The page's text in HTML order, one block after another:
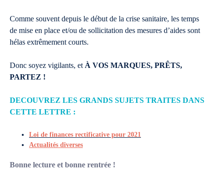
Comme souvent depuis le début de la crise sanitaire, les temps
de mise en place et/ou de sollicitation des mesures d’aides sont
hélas extrêmement courts.
Donc soyez vigilants, et À VOS MARQUES, PRÊTS,
PARTEZ !
DECOUVREZ LES GRANDS SUJETS TRAITES DANS
CETTE LETTRE :
Loi de finances rectificative pour 2021​
Actualités diverses
Bonne lecture et bonne rentrée !